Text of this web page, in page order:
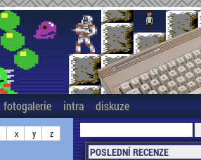
fotogalerie intra diskuze
x y z
POSLEDNÍ RECENZE